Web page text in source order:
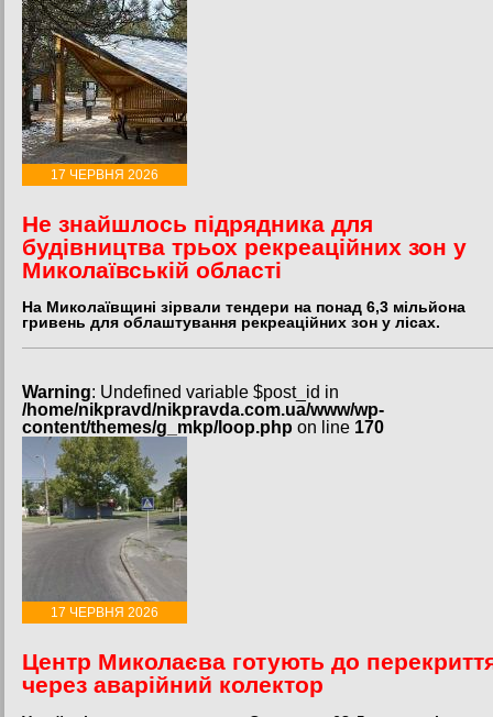
17 ЧЕРВНЯ 2026
Не знайшлось підрядника для
будівництва трьох рекреаційних зон у
Миколаївській області
На Миколаївщині зірвали тендери на понад 6,3 мільйона
гривень для облаштування рекреаційних зон у лісах.
Warning: Undefined variable $post_id in
/home/nikpravd/nikpravda.com.ua/www/wp-
content/themes/g_mkp/loop.php on line 170
17 ЧЕРВНЯ 2026
Центр Миколаєва готують до
через аварійний колектор